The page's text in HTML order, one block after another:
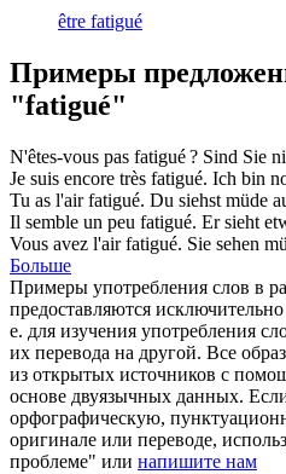
être fatigué
Примеры
"fatigué"
N'êtes-vous pas fatigué? Sind Sie
Je suis encore très fatigué. Ich bin
Tu as l'airfatigué. Du siehst müde
Il semble un peu fatigué. Er sieht
Vous avez l'airfatigué. Sie sehen
Больше
Примеры употребления слов в
предоставляются
е. для изучения употребления
их перевода на другой. Все
из открытых источников с
основе двуязычных данных.
орфографическую,
оригинале или переводе,
проблеме" или напишите нам